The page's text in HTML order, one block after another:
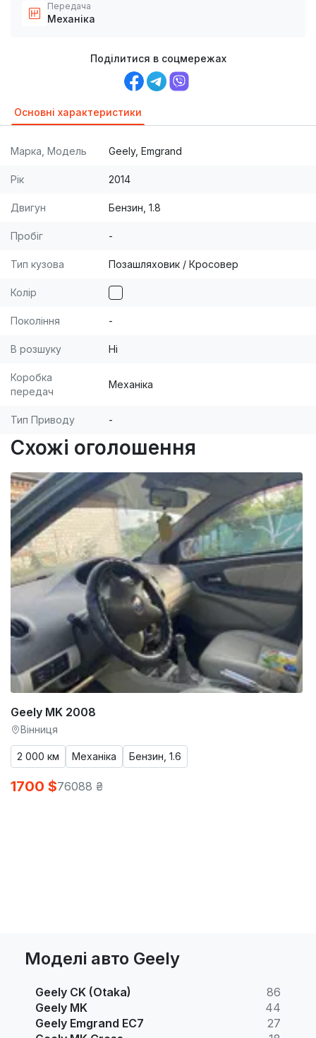
Передача
Механіка
Поділитися в соцмережах
Основні характеристики
Марка, Модель Geely, Emgrand
Рік 2014
Двигун Бензин, 1.8
Пробіг -
Тип кузова Позашляховик / Кросовер
Колір
Покоління -
В розшуку Ні
Коробка
передач
Механіка
Тип Приводу -
Схожі оголошення
Geely MK 2008
Вінниця
2 000 км Механіка Бензин, 1.6
1700 $76088 ₴
Моделі авто Geely
Geely CK (Otaka)
86
Geely MK
44
Geely Emgrand EC7
27